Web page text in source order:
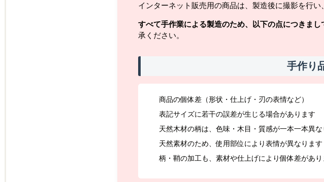
インターネット販売用の商品は、製造後に撮影を行
すべて手作業による製造のため、以下の点につきま
承ください。
手作り
商品の個体差（形状・仕上げ・刃の表情など）
表記サイズに若干の誤差が生じる場合があります
天然木材の柄は、色味・木目・質感が一本一本異な
天然素材のため、使用部位により表情が異なります
柄・鞘の加工も、素材や仕上げにより個体差があり